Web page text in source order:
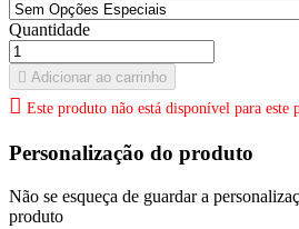
Quantidade
 Adicionar ao carrinho
 Este produto não está disponível para este
Personalização do produto
Não se esqueça de guardar a
produto